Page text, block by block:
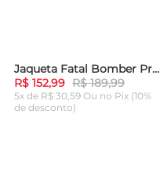
- 19%
Jaqueta Fatal Bomber Preta
R$ 152,99 R$ 189,99
5x de R$ 30,59 Ou no Pix (10%
de desconto)